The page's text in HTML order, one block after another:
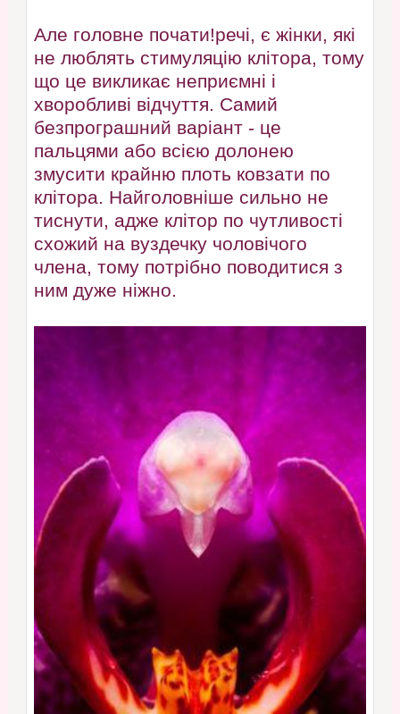
Але головне почати!речі, є жінки, які
не люблять стимуляцію клітора, тому
що це викликає неприємні і
хворобливі відчуття. Самий
безпрограшний варіант - це
пальцями або всією долонею
змусити крайню плоть ковзати по
клітора. Найголовніше сильно не
тиснути, адже клітор по чутливості
схожий на вуздечку чоловічого
члена, тому потрібно поводитися з
ним дуже ніжно.